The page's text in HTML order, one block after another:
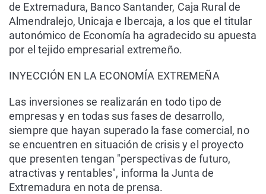
de Extremadura, Banco Santander, Caja Rural de
Almendralejo, Unicaja e Ibercaja, a los que el titular
autonómico de Economía ha agradecido su apuesta
por el tejido empresarial extremeño.
INYECCIÓN EN LA ECONOMÍA EXTREMEÑA
Las inversiones se realizarán en todo tipo de
empresas y en todas sus fases de desarrollo,
siempre que hayan superado la fase comercial, no
se encuentren en situación de crisis y el proyecto
que presenten tengan "perspectivas de futuro,
atractivas y rentables", informa la Junta de
Extremadura en nota de prensa.